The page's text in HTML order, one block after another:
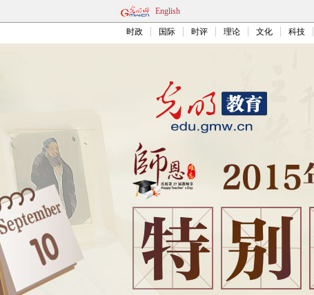
English
时政 国际 时评 理论 文化 科技